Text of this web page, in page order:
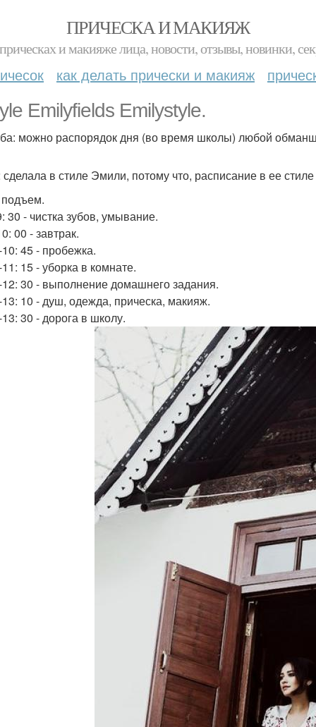
ПРИЧЕСКА И МАКИЯЖ
и макияже лица, новости, отзывы, новинки,
как делать прически и макияж
Emilyfields Emilystyle.
можно распорядок дня (во время школы) любой
сделала в стиле Эмили, потому что, расписание в ее
30 - чистка зубов, умывание.
00 - завтрак.
45 - пробежка.
15 - уборка в комнате.
12: 30 - выполнение домашнего задания.
10 - душ, одежда, прическа, макияж.
30 - дорога в школу.